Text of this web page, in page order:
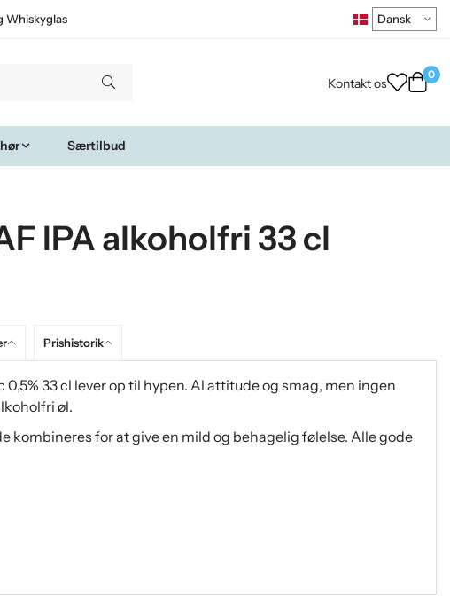
Whiskyglas
Kontakt os
0
Særtilbud
IPA alkoholfri 33 cl
Prishistorik
33 cl lever op til hypen. Al attitude og smag, men ingen
øl.
kombineres for at give en mild og behagelig følelse. Alle gode